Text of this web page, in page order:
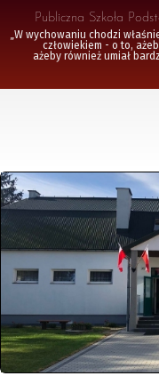
Publiczna Szkoła
„W wychowaniu chodzi
człowiekiem - o to,
ażeby również umiał